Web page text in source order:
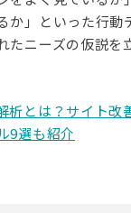
か」といった行動
たニーズの仮説を
析とは？サイト改
9選も紹介